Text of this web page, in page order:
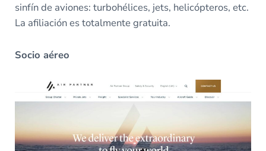
sinfín de aviones: turbohélices, jets, helicópteros, etc.
La afiliación es totalmente gratuita.
Socio aéreo